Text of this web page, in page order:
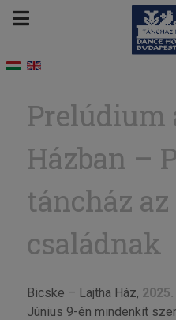
Prelúdium
Házban –
táncház az
családnak
Bicske – Lajtha Ház,
Június 9-én mindenkit